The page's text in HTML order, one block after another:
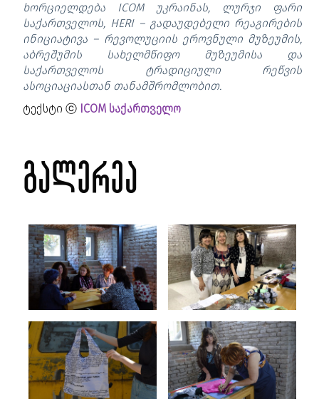
ხორციელდება ICOM უკრაინას, ლურჯი ფარი
საქართველოს, HERI – გადაუდებელი რეაგირების
ინიციატივა – რევოლუციის ეროვნული მუზეუმის,
აბრეშუმის სახელმწიფო მუზეუმისა და
საქართველოს ტრადიციული რეწვის
ასოციაციასთან თანამშრომლობით.
ტექსტი ⓒ ICOM საქართველო
გალერეა